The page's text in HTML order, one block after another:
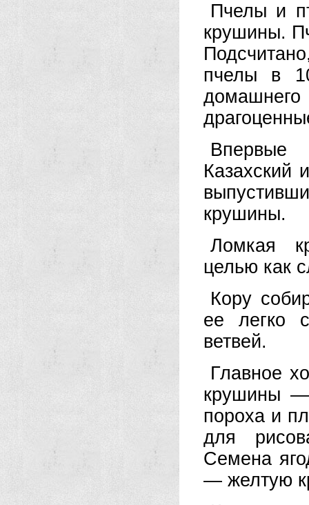
Пчелы и
крушины.
пчелы в
Впервые
Казахский
крушины.
Ломкая
целью как
Кору
ее легко
ветвей.
Главное
крушины —
пороха и
для
Семена
— желтую